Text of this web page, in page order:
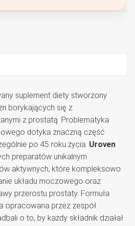
suplement diety stworzony
borykających się z
z prostatą. Problematyka
dotyka znaczną część
po 45 roku życia. Uroven
preparatów unikalnym
aktywnych, które kompleksowo
układu moczowego oraz
przerostu prostaty. Formuła
opracowana przez zespół
o to, by każdy składnik działał